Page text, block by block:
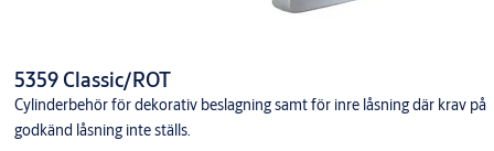
5359 Classic/ROT
Cylinderbehör för dekorativ beslagning samt för inre låsning där krav på
godkänd låsning inte ställs.